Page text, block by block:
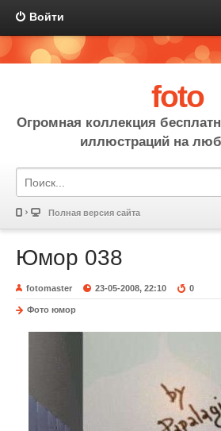
Войти
foto
Огромная коллекция
иллюстраций на
Полная версия сайта
Юмор 038
fotomaster 23-05-2008, 22:10 0
Фото юмор